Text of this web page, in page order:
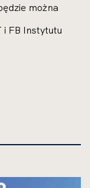
można
i FB Instytutu